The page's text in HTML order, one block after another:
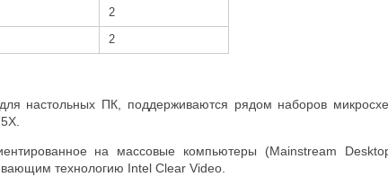
2
2
настольных ПК, поддерживаются рядом наборов
на массовые компьютеры (Mainstream
технологию Intel Clear Video.